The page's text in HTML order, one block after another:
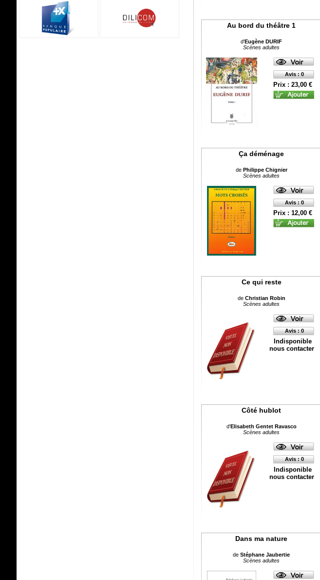
Au bord du théâtre 1
d'Eugène DURIF
Scènes adultes
Avis : 0
Prix : 23,00 €
Ça déménage
de Philippe Chignier
Scènes adultes
Avis : 0
Prix : 12,00 €
Ce qui reste
de Christian Robin
Scènes adultes
Avis : 0
Indisponible
nous contacter
Côté hublot
d'Elisabeth Gentet Ravasco
Scènes adultes
Avis : 0
Indisponible
nous contacter
Dans ma nature
deStéphane Jaubertie
Scènes adultes